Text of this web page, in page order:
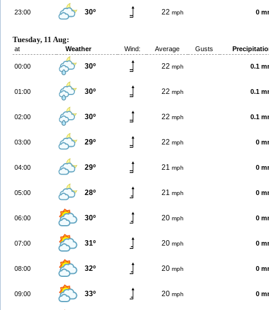
23:00 30º 22 mph 0
Tuesday, 11 Aug:
at Weather Wind: Average Gusts
00:00 30º 22 mph 0.1
01:00 30º 22 mph 0.1
02:00 30º 22 mph 0.1
03:00 29º 22 mph 0
04:00 29º 21 mph 0
05:00 28º 21 mph 0
06:00 30º 20 mph 0
07:00 31º 20 mph 0
08:00 32º 20 mph 0
09:00 33º 20 mph 0